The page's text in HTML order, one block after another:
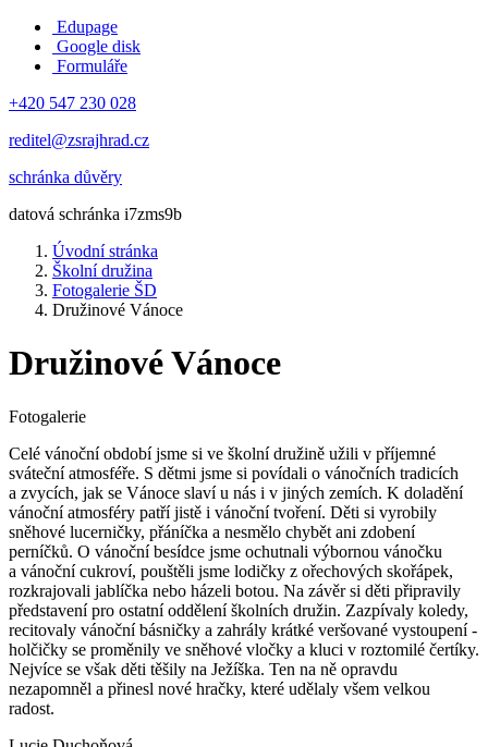
Edupage
Google disk
Formuláře
+420 547 230 028
reditel@zsrajhrad.cz
schránka důvěry
datová schránka i7zms9b
Úvodní stránka
Školní družina
Fotogalerie ŠD
Družinové Vánoce
Družinové Vánoce
Fotogalerie
Celé vánoční období jsme si ve školní družině užili v příjemné
sváteční atmosféře. S dětmi jsme si povídali o vánočních tradicích
a zvycích, jak se Vánoce slaví u nás i v jiných zemích. K doladění
vánoční atmosféry patří jistě i vánoční tvoření. Děti si vyrobily
sněhové lucerničky, přáníčka a nesmělo chybět ani zdobení
perníčků. O vánoční besídce jsme ochutnali výbornou vánočku
a vánoční cukroví, pouštěli jsme lodičky z ořechových skořápek,
rozkrajovali jablíčka nebo házeli botou. Na závěr si děti připravily
představení pro ostatní oddělení školních družin. Zazpívaly koledy,
recitovaly vánoční básničky a zahrály krátké veršované vystoupení -
holčičky se proměnily ve sněhové vločky a kluci v roztomilé čertíky.
Nejvíce se však děti těšily na Ježíška. Ten na ně opravdu
nezapomněl a přinesl nové hračky, které udělaly všem velkou
radost.